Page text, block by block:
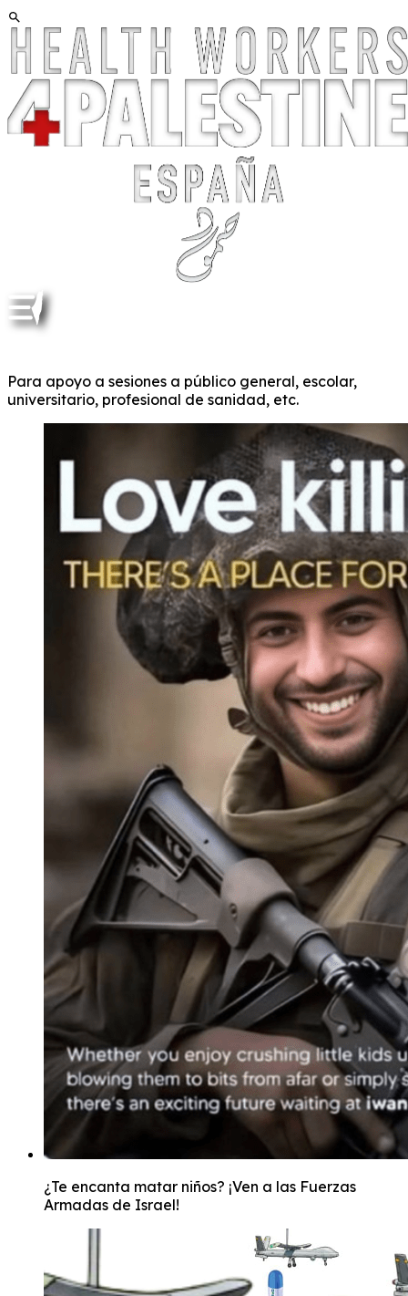
Para apoyo a sesiones a público general, escolar,
universitario, profesional de sanidad, etc.
¿Te encanta matar niños? ¡Ven a las Fuerzas
Armadas de Israel!